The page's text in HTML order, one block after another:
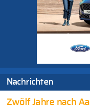
Nachrichten
Zwölf Jahre nach